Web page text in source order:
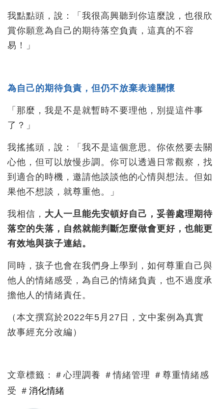
我點點頭，說：「我很高興聽到你這麼說，也很欣
賞你願意為自己的期待落空負責，這真的不容
易！」
為自己的期待負責，但仍不放棄表達關懷
「那麼，我是不是就暫時不要理他，別提這件事
了？」
我搖搖頭，說：「我不是這個意思。你依然要去關
心他，但可以放慢步調。你可以透過日常觀察，找
到適合的時機，邀請他談談他的心情與想法。但如
果他不想談，就尊重他。」
我相信， 大人一旦能先安頓好自己，妥善處理期待
落空的失落，自然就能判斷怎麼做會更好，也能更
有效地與孩子連結。
同時，孩子也會在我們身上學到，如何尊重自己與
他人的情緒感受，為自己的情緒負責，也不過度承
擔他人的情緒責任。
（本文撰寫於2022年5月27日，文中案例為真實
故事經充分改編）
文章標籤：＃心理調養 ＃情緒管理 ＃尊重情緒感
受 ＃ 消化情緒